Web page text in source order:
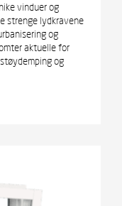
vinduer og
strenge lydkravene
og
aktuelle for
og